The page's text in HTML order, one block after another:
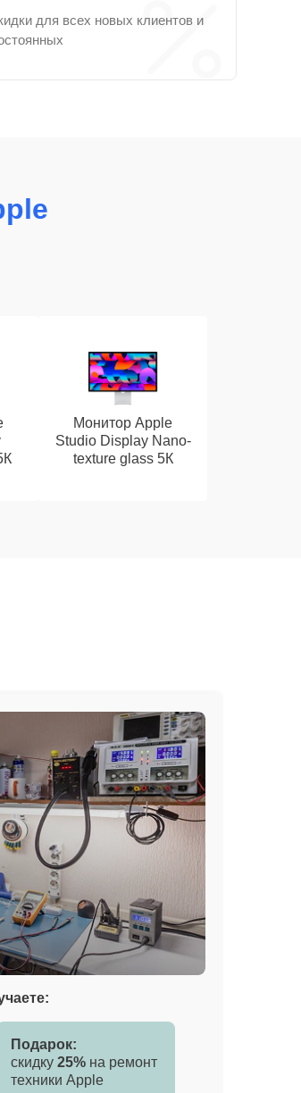
для всех новых клиентов и
Монитор Apple
Studio Display Nano-
texture glass 5К
Подарок:
скидку 25% на ремонт
техники Apple